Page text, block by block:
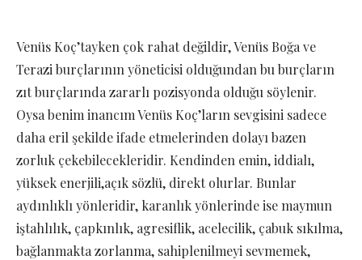
Venüs Koç’tayken çok rahat değildir, Venüs Boğa ve
Terazi burçlarının yöneticisi olduğundan bu burçların
zıt burçlarında zararlı pozisyonda olduğu söylenir.
Oysa benim inancım Venüs Koç’ların sevgisini sadece
daha eril şekilde ifade etmelerinden dolayı bazen
zorluk çekebilecekleridir. Kendinden emin, iddialı,
yüksek enerjili,açık sözlü, direkt olurlar. Bunlar
aydınlıklı yönleridir, karanlık yönlerinde ise maymun
iştahlılık, çapkınlık, agresiflik, acelecilik, çabuk sıkılma,
bağlanmakta zorlanma, sahiplenilmeyi sevmemek,